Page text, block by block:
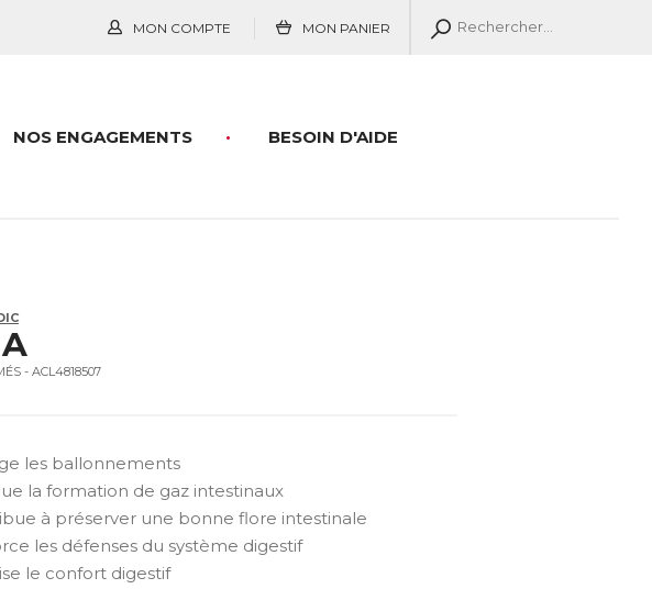
MON COMPTE MON PANIER
BESOIN D'AIDE
NOS ENGAGEMENTS
- ACL4818507
les ballonnements
la formation de gaz intestinaux
à préserver une bonne flore intestinale
les défenses du système digestif
le confort digestif